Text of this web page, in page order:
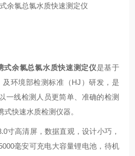
式余氯总氯水质快速测定仪是基于
及环境部检测标准（HJ）研发，是
一线检测人员更简单、准确的检测
快速水质检测仪器。
寸高清屏，数据直观，设计小巧，
毫安可充电大容量锂电池，待机